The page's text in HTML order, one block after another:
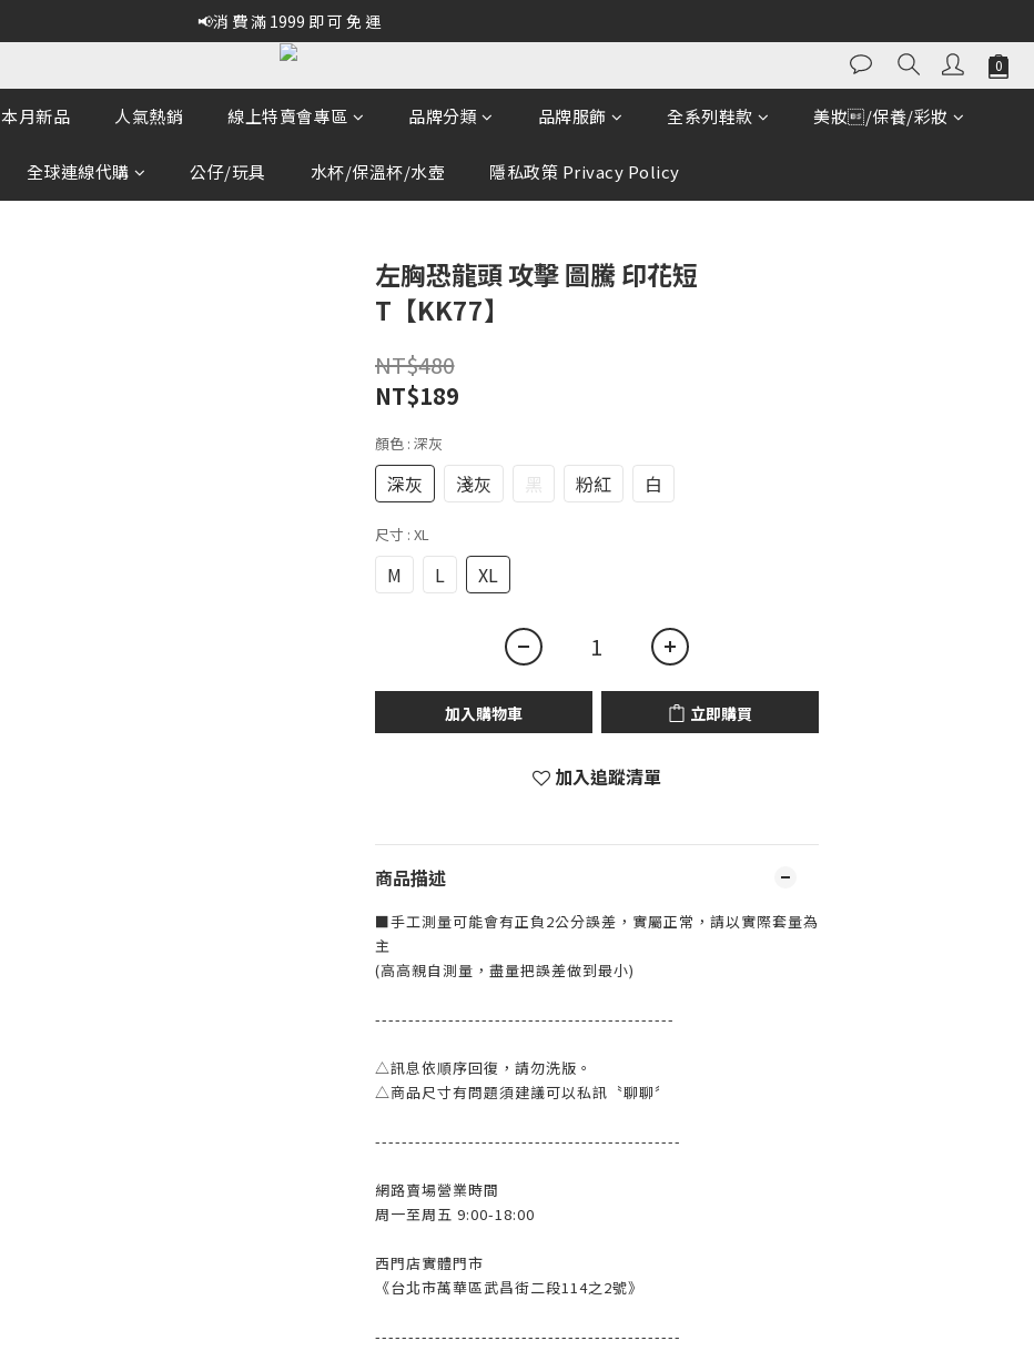
📢消 費 滿 1999 即 可 免 運
本月新品 人氣熱銷 線上特賣會專區 品牌分類 品牌服飾 全系列鞋款 美妝/保養/彩妝
全球連線代購 公仔/玩具 水杯/保溫杯/水壺 隱私政策 Privacy Policy
左胸恐龍頭 攻擊 圖騰 印花短
T【KK77】
NT$480
NT$189
顏色 : 深灰
深灰 淺灰 黑 粉紅 白
尺寸 : XL
M L XL
加入購物車 立即購買
加入追蹤清單
商品描述
■手工測量可能會有正負2公分誤差，實屬正常，請以實際套量為
主
(高高親自測量，盡量把誤差做到最小)
---------------------------------------------
△訊息依順序回復，請勿洗版。
△商品尺寸有問題須建議可以私訊〝聊聊〞
----------------------------------------------
網路賣場營業時間
周一至周五 9:00-18:00
西門店實體門市
《台北市萬華區武昌街二段114之2號》
----------------------------------------------
立即購買